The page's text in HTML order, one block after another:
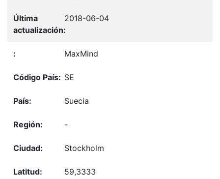
2018-06-04
MaxMind
SE
Suecia
-
Stockholm
59,3333